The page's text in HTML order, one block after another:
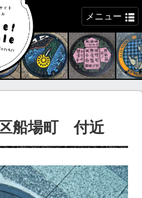
メニュー
船場町 付近